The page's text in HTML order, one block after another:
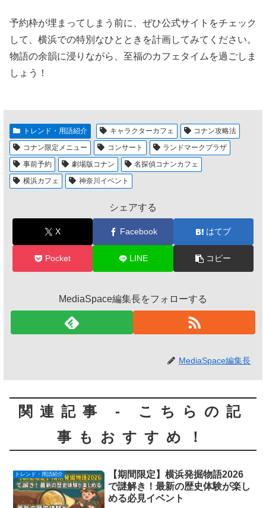
予約枠が埋まってしまう前に、ぜひ公式サイトをチェック
して、横浜での特別なひとときを計画してみてください。
物語の余韻に浸りながら、至福のカフェタイムを過ごしま
しょう！
トレンド・用語紹介 キャラクターカフェ
コナン攻略法
コナン限定メニュー
コンサート
ランドマークプラザ
事前予約
劇場版コナン
名探偵コナンカフェ
横浜カフェ
神奈川イベント
シェアする
X Facebook はてブ
Pocket LINE コピー
MediaSpace編集長をフォローする
MediaSpace編集長
関連記事 - こちらの記
事もおすすめ！
トレンド・用語紹介
【期間限定】横浜発掘物語2026
で謎解き！最新の歴史体験が楽し
める必見イベント